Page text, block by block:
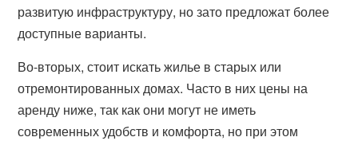
развитую инфраструктуру, но зато предложат более
доступные варианты.
Во-вторых, стоит искать жилье в старых или
отремонтированных домах. Часто в них цены на
аренду ниже, так как они могут не иметь
современных удобств и комфорта, но при этом